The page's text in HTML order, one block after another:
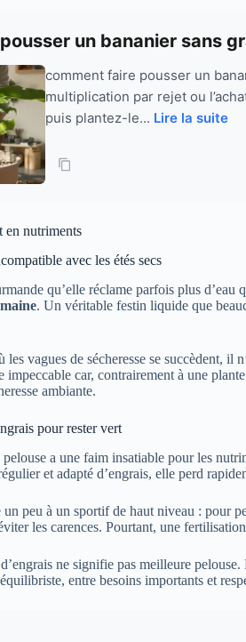
un bananier sans
comment faire pousser un
multiplication par rejet ou
puis plantez-le... Lire la suite
en nutriments
avec les étés secs
qu’elle réclame parfois plus
. Un véritable festin liquide que
les vagues de sécheresse se succèdent,
impeccable car, contrairement à une
ambiante.
pour rester vert
a une faim insatiable pour les
et adapté d’engrais, elle perd
un peu à un sportif de haut niveau : pour
les carences. Pourtant, une
ne signifie pas meilleure
entre besoins importants et